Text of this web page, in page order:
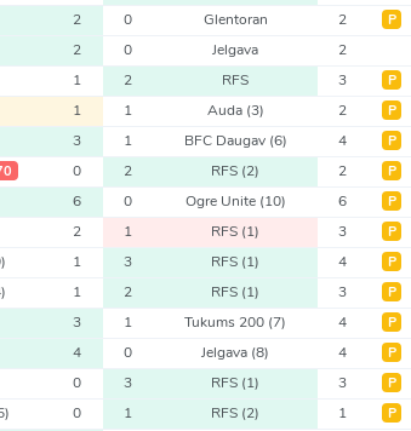
2 0 Glentoran 2 Р
2 0 Jelgava 2
1 2 RFS 3 Р
1 1 Auda (3) 2 Р
3 1 BFC Daugav (6) 4 Р
0 2 RFS (2) 2 Р
6 0 Ogre Unite (10) 6 Р
2 1 RFS (1) 3 Р
1 3 RFS (1) 4 Р
1 2 RFS (1) 3 Р
3 1 Tukums 200 (7) 4 Р
4 0 Jelgava (8) 4 Р
0 3 RFS (1) 3 Р
0 1 RFS (2) 1 Р